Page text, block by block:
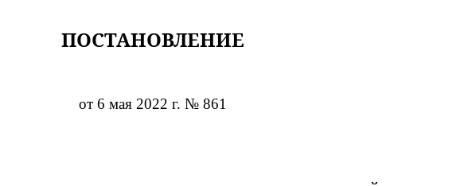
ПОСТАНОВЛЕНИЕ
от 6 мая 2022 г. № 861